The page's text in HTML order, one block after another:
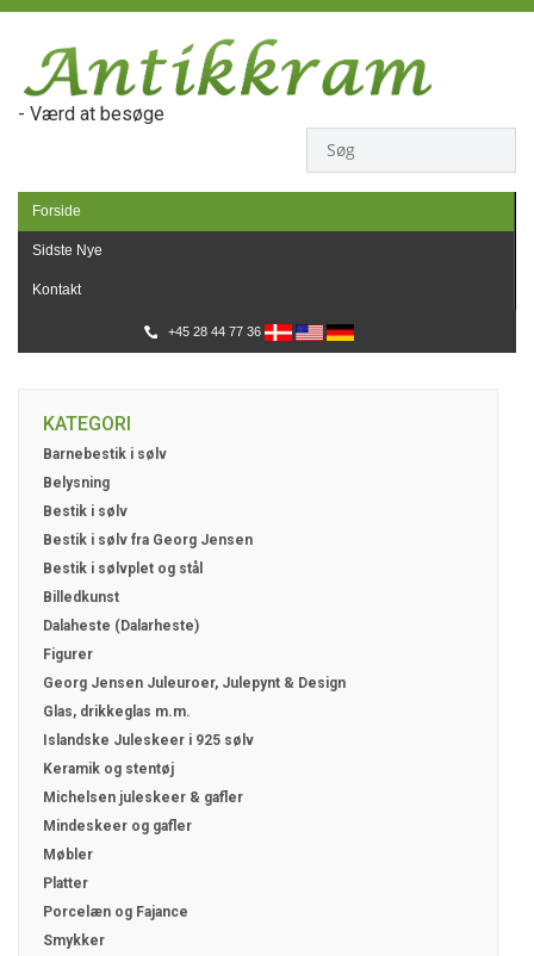
- Værd at besøge
Forside
Sidste Nye
Kontakt
+45 28 44 77 36
KATEGORI
Barnebestik i sølv
Belysning
Bestik i sølv
Bestik i sølv fra Georg Jensen
Bestik i sølvplet og stål
Billedkunst
Dalaheste (Dalarheste)
Figurer
Georg Jensen Juleuroer, Julepynt & Design
Glas, drikkeglas m.m.
Islandske Juleskeer i 925 sølv
Keramik og stentøj
Michelsen juleskeer & gafler
Mindeskeer og gafler
Møbler
Platter
Porcelæn og Fajance
Smykker